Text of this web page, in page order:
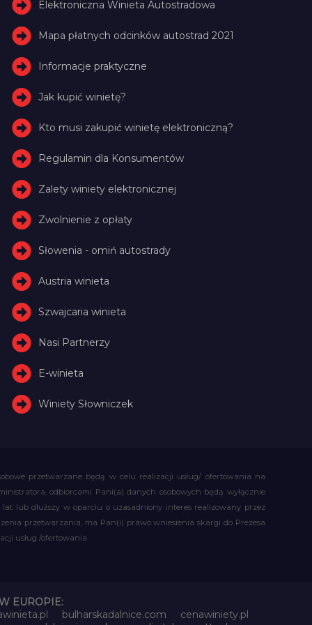
Elektroniczna Winieta Autostradowa
Mapa płatnych odcinków autostrad 2021
Informacje praktyczne
Jak kupić winietę?
Kto musi zakupić winietę elektroniczną?
Regulamin dla Konsumentów
Zalety winiety elektronicznej
Zwolnienie z opłaty
Słowenia - omiń autostrady
Austria winieta
Szwajcaria winieta
Nasi Partnerzy
E-winieta
Winiety Słowniczek
przetwarzane będą w celu realizacji usług/ ofertowania na
odbiorcami Pani(a) danych osobowych będą wyłącznie
lub dłuższy w oparciu o uzasadniony interes realizowany przez
przetwarzania, ma Pan(i) prawo wniesienia skargi do Prezesa
usług /ofertowania.
EUROPIE:
bulharskadalnice.com
cenawiniety.pl